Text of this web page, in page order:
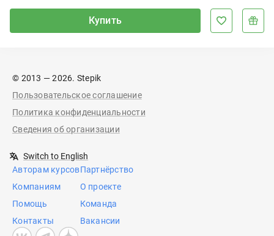
Купить
© 2013 — 2026. Stepik
Пользовательское соглашение
Политика конфиденциальности
Сведения об организации
Switch to English
Авторам курсов
Компаниям
Помощь
Контакты
Партнёрство
О проекте
Команда
Вакансии